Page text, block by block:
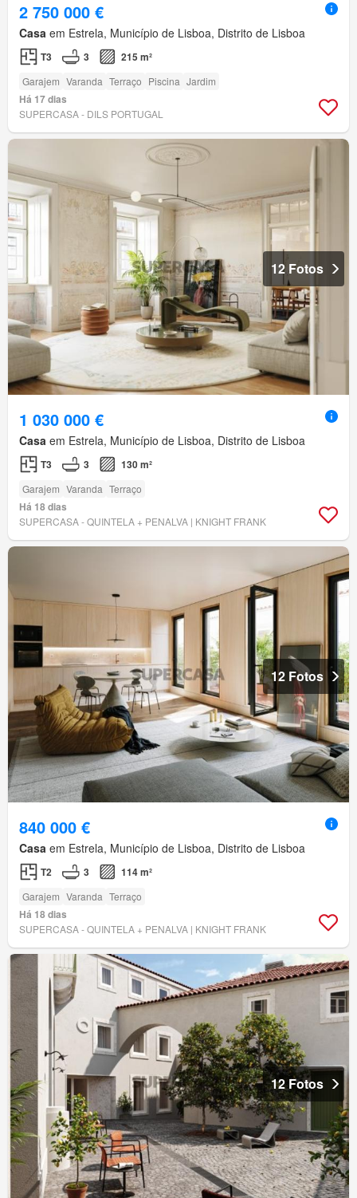
2 750 000 €
Casa em Estrela, Município de Lisboa, Distrito de Lisboa
T3 3 215 m²
Garajem Varanda Terraço Piscina Jardim
Há 17 dias
SUPERCASA - DILS PORTUGAL
12 Fotos
1 030 000 €
Casa em Estrela, Município de Lisboa, Distrito de Lisboa
T3 3 130 m²
Garajem Varanda Terraço
Há 18 dias
SUPERCASA - QUINTELA + PENALVA | KNIGHT FRANK
12 Fotos
840 000 €
Casa em Estrela, Município de Lisboa, Distrito de Lisboa
T2 3 114 m²
Garajem Varanda Terraço
Há 18 dias
SUPERCASA - QUINTELA + PENALVA | KNIGHT FRANK
12 Fotos